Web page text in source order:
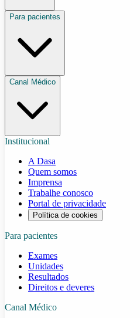
Para pacientes
Canal Médico
Institucional
A Dasa
Quem somos
Imprensa
Trabalhe conosco
Portal de privacidade
Política de cookies
Para pacientes
Exames
Unidades
Resultados
Direitos e deveres
Canal Médico